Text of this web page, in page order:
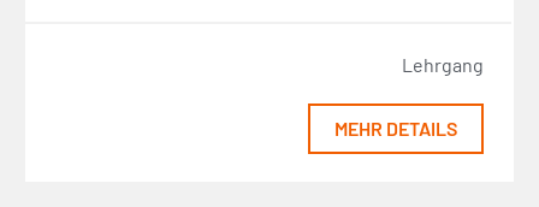
Lehrgang
MEHR DETAILS